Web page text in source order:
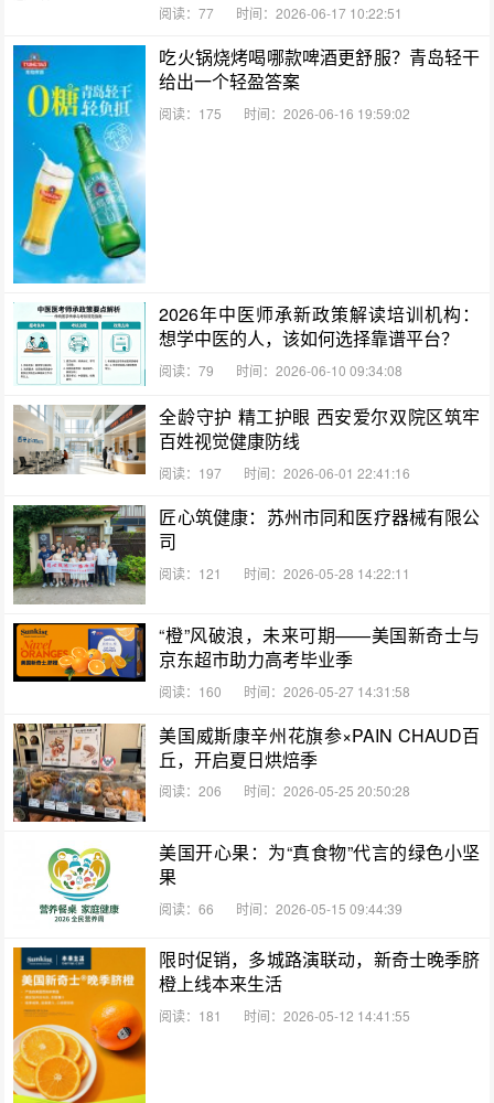
阅读：77 时间：2026-06-17 10:22:51
吃火锅烧烤喝哪款啤酒更舒服？青岛轻干
给出一个轻盈答案
阅读：175 时间：2026-06-16 19:59:02
2026年中医师承新政策解读培训机构：
想学中医的人，该如何选择靠谱平台？
阅读：79 时间：2026-06-10 09:34:08
全龄守护 精工护眼 西安爱尔双院区筑牢
百姓视觉健康防线
阅读：197 时间：2026-06-01 22:41:16
匠心筑健康：苏州市同和医疗器械有限公
司
阅读：121 时间：2026-05-28 14:22:11
“橙”风破浪，未来可期——美国新奇士与
京东超市助力高考毕业季
阅读：160 时间：2026-05-27 14:31:58
美国威斯康辛州花旗参×PAIN CHAUD百
丘，开启夏日烘焙季
阅读：206 时间：2026-05-25 20:50:28
美国开心果：为“真食物”代言的绿色小坚
果
阅读：66 时间：2026-05-15 09:44:39
限时促销，多城路演联动，新奇士晚季脐
橙上线本来生活
阅读：181 时间：2026-05-12 14:41:55